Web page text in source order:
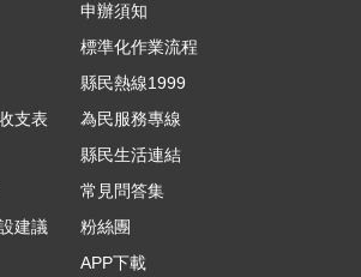
支表
建議
申辦須知
標準化作業流程
縣民熱線1999
為民服務專線
縣民生活連結
常見問答集
粉絲團
APP下載